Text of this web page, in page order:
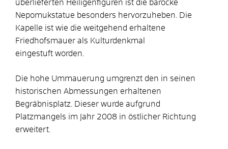
überlieferten Heiligenfiguren ist die barocke
Nepomukstatue besonders hervorzuheben. Die
Kapelle ist wie die weitgehend erhaltene
Friedhofsmauer als Kulturdenkmal
eingestuft worden.
Die hohe Ummauerung umgrenzt den in seinen
historischen Abmessungen erhaltenen
Begräbnisplatz. Dieser wurde aufgrund
Platzmangels im Jahr 2008 in östlicher Richtung
erweitert.